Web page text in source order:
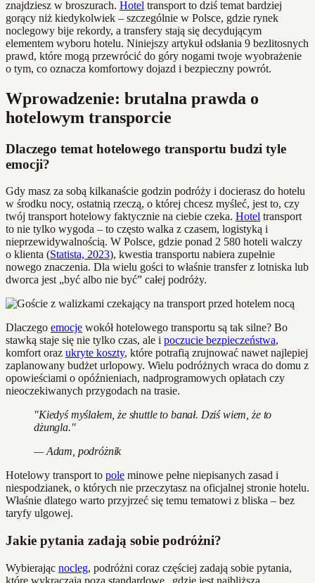
znajdziesz w broszurach. Hotel transport to dziś temat bardziej
gorący niż kiedykolwiek – szczególnie w Polsce, gdzie rynek
noclegowy bije rekordy, a transfery stają się decydującym
elementem wyboru hotelu. Niniejszy artykuł odsłania 9 bezlitosnych
prawd, które mogą przewrócić do góry nogami twoje wyobrażenie
o tym, co oznacza komfortowy dojazd i bezpieczny powrót.
Wprowadzenie: brutalna prawda o
hotelowym transporcie
Dlaczego temat hotelowego transportu budzi tyle
emocji?
Gdy masz za sobą kilkanaście godzin podróży i docierasz do hotelu
w środku nocy, ostatnią rzeczą, o której chcesz myśleć, jest to, czy
twój transport hotelowy faktycznie na ciebie czeka. Hotel transport
to nie tylko wygoda – to często walka z czasem, logistyką i
nieprzewidywalnością. W Polsce, gdzie ponad 2 580 hoteli walczy
o klienta (Statista, 2023), kwestia transportu nabiera zupełnie
nowego znaczenia. Dla wielu gości to właśnie transfer z lotniska lub
dworca jest „być albo nie być” całej podróży.
Dlaczego emocje wokół hotelowego transportu są tak silne? Bo
stawką staje się nie tylko czas, ale i poczucie bezpieczeństwa,
komfort oraz ukryte koszty, które potrafią zrujnować nawet najlepiej
zaplanowany budżet urlopowy. Wielu podróżnych wraca do domu z
opowieściami o opóźnieniach, nadprogramowych opłatach czy
nieoczekiwanych przygodach na trasie.
"Kiedyś myślałem, że shuttle to banał. Dziś wiem, że to
dżungla."
— Adam, podróżnik
Hotelowy transport to pole minowe pełne niepisanych zasad i
niespodzianek, o których nie przeczytasz na oficjalnej stronie hotelu.
Właśnie dlatego warto przyjrzeć się temu tematowi z bliska – bez
taryfy ulgowej.
Jakie pytania zadają sobie podróżni?
Wybierając nocleg, podróżni coraz częściej zadają sobie pytania,
które wykraczają poza standardowe „gdzie jest najbliższa